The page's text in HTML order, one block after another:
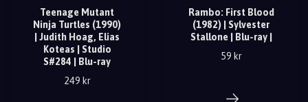
Teenage Mutant
Ninja Turtles (1990)
| Judith Hoag, Elias
Koteas | Studio
S#284 | Blu-ray
249 kr
Rambo: First Blood
(1982) | Sylvester
Stallone | Blu-ray |
59 kr